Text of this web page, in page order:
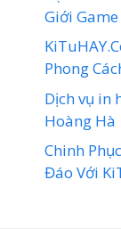
Giới Game
Phong
Dịch vụ in
Hoàng Hà
Chinh
Đáo Với